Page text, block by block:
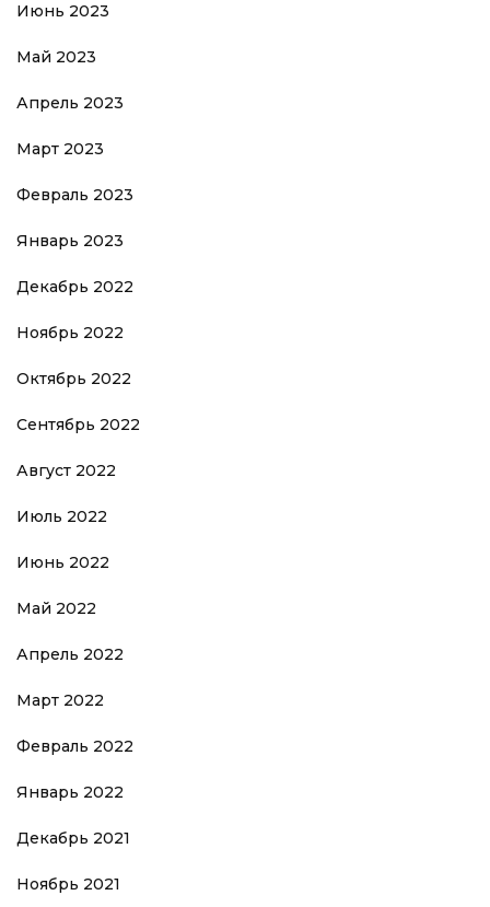
Июнь 2023
Май 2023
Апрель 2023
Март 2023
Февраль 2023
Январь 2023
Декабрь 2022
Ноябрь 2022
Октябрь 2022
Сентябрь 2022
Август 2022
Июль 2022
Июнь 2022
Май 2022
Апрель 2022
Март 2022
Февраль 2022
Январь 2022
Декабрь 2021
Ноябрь 2021